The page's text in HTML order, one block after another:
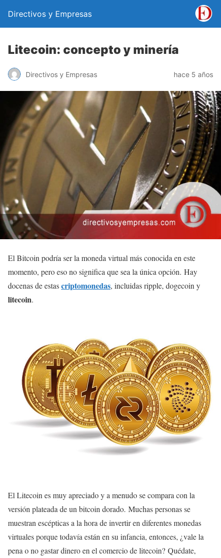
Directivos y Empresas
Litecoin: concepto y minería
Directivos y Empresas hace 5 años
El Bitcoin podría ser la moneda virtual más conocida en este
momento, pero eso no significa que sea la única opción. Hay
docenas de estascriptomonedas, incluidas ripple, dogecoin y
litecoin.
El Litecoin es muy apreciado y a menudo se compara con la
versión plateada de un bitcoin dorado. Muchas personas se
muestran escépticas a la hora de invertir en diferentes monedas
virtuales porque todavía están en su infancia, entonces, ¿vale la
pena o no gastar dinero en el comercio de litecoin? Quédate,